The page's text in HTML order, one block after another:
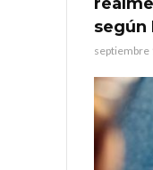
según
septiembre